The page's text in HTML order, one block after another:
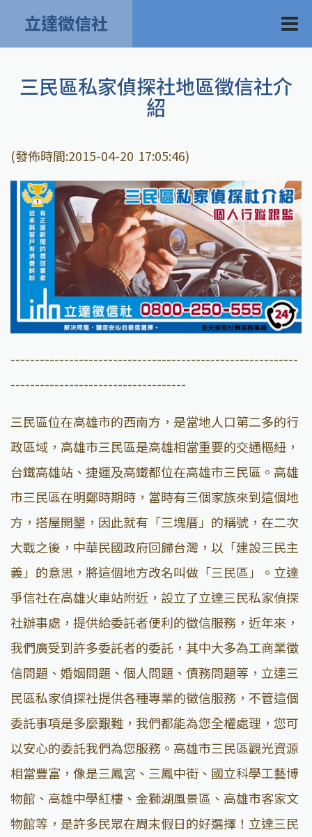
立達徵信社
三民區私家偵探社地區徵信社介
紹
(發佈時間:2015-04-20 17:05:46)
-----------------------------------------------------------
------------------------------------
三民區位在高雄市的西南方，是當地人口第二多的行
政區域，高雄市三民區是高雄相當重要的交通樞紐，
台鐵高雄站、捷運及高鐵都位在高雄市三民區。高雄
市三民區在明鄭時期時，當時有三個家族來到這個地
方，搭屋開墾，因此就有「三塊厝」的稱號，在二次
大戰之後，中華民國政府回歸台灣，以「建設三民主
義」的意思，將這個地方改名叫做「三民區」。立達
爭信社在高雄火車站附近，設立了立達三民私家偵探
社辦事處，提供給委託者便利的徵信服務，近年來，
我們廣受到許多委託者的委託，其中大多為工商業徵
信問題、婚姻問題、個人問題、債務問題等，立達三
民區私家偵探社提供各種專業的徵信服務，不管這個
委託事項是多麼艱難，我們都能為您全權處理，您可
以安心的委託我們為您服務。高雄市三民區觀光資源
相當豐富，像是三鳳宮、三鳳中街、國立科學工藝博
物館、高雄中學紅樓、金獅湖風景區、高雄市客家文
物館等，是許多民眾在周末假日的好選擇！立達三民